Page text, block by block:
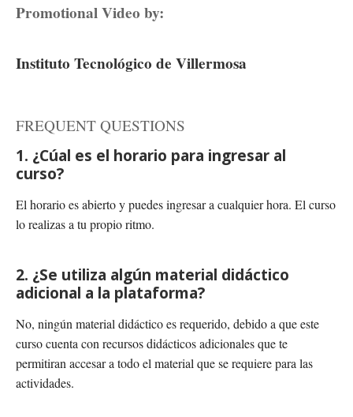
Promotional Video by:
Instituto Tecnológico de Villermosa
FREQUENT QUESTIONS
1. ¿Cúal es el horario para ingresar al
curso?
El horario es abierto y puedes ingresar a cualquier hora. El curso
lo realizas a tu propio ritmo.
2. ¿Se utiliza algún material didáctico
adicional a la plataforma?
No, ningún material didáctico es requerido, debido a que este
curso cuenta con recursos didácticos adicionales que te
permitiran accesar a todo el material que se requiere para las
actividades.